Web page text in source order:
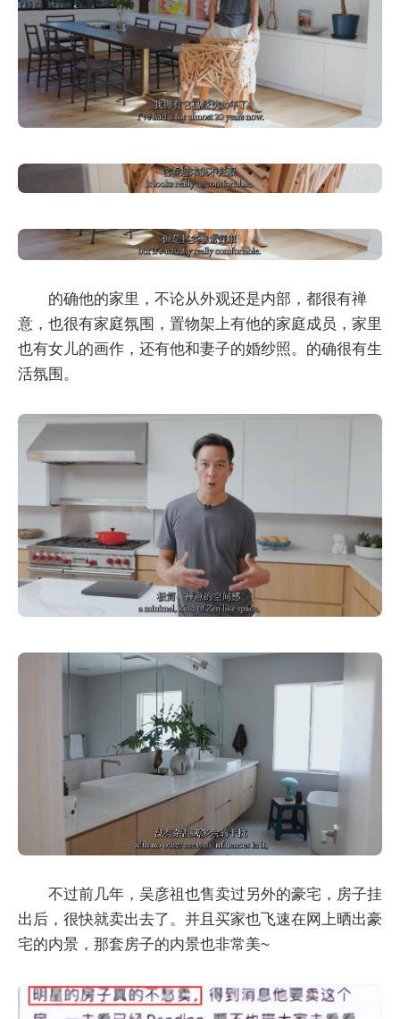
的确他的家里，不论从外观还是内部，都很有禅
意，也很有家庭氛围，置物架上有他的家庭成员，家里
也有女儿的画作，还有他和妻子的婚纱照。的确很有生
活氛围。
不过前几年，吴彦祖也售卖过另外的豪宅，房子挂
出后，很快就卖出去了。并且买家也飞速在网上晒出豪
宅的内景，那套房子的内景也非常美~